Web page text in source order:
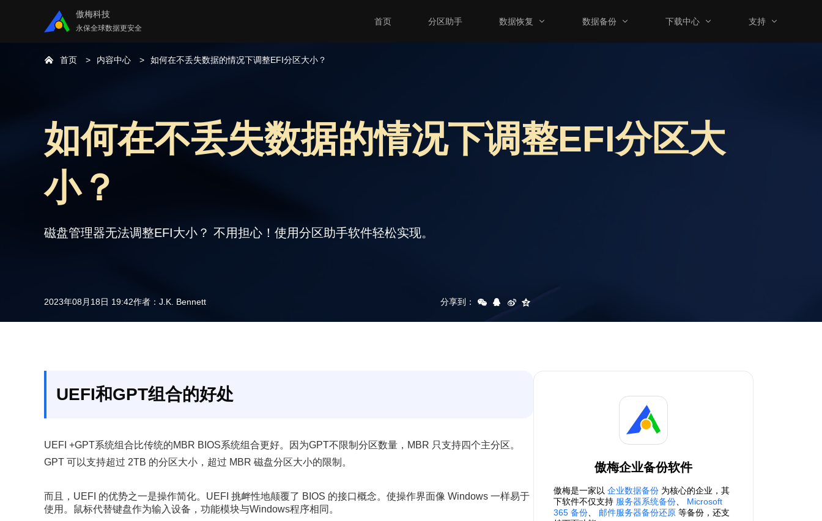
傲梅科技
永保全球数据更安全
首页 分区助手 数据恢复 数据备份 下载中心 支持
首页 内容中心 如何在不丢失数据的情况下调整EFI分区大小？
如何在不丢失数据的情况下调整EFI分区大
小？
磁盘管理器无法调整EFI大小？ 不用担心！使用分区助手软件轻松实现。
2023年08月18日 19:42作者： J.K. Bennett 分享到：
UEFI和GPT组合的好处
UEFI +GPT系统组合比传统的MBR BIOS系统组合更好。因为GPT不限制分区数量，MBR 只支持四个主分区。
GPT 可以支持超过 2TB 的分区大小，超过 MBR 磁盘分区大小的限制。
而且，UEFI 的优势之一是操作简化。UEFI 挑衅性地颠覆了 BIOS 的接口概念。使操作界面像 Windows 一样易于
使用。鼠标代替键盘作为输入设备，功能模块与Windows程序相同。
傲梅企业备份软件
傲梅是一家以 企业数据备份 为核心的企业，其
下软件不仅支持 服务器系统备份
Microsoft
365 备份
邮件服务器备份还原 等备份，还支